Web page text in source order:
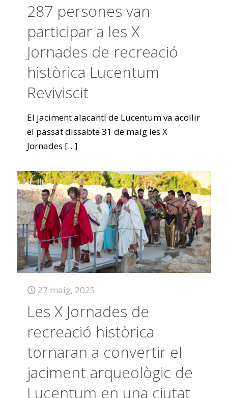
287 persones van
participar a les X
Jornades de recreació
històrica Lucentum
Reviviscit
El jaciment alacantí de Lucentum va acollir
el passat dissabte 31 de maig les X
Jornades […]
27 maig, 2025
Les X Jornades de
recreació històrica
tornaran a convertir el
jaciment arqueològic de
Lucentum en una ciutat